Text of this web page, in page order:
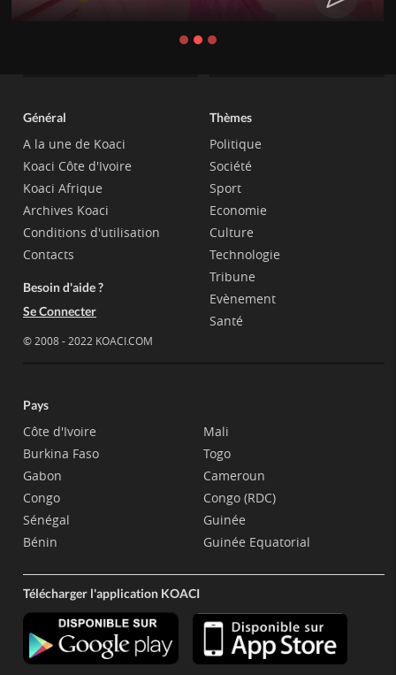
Général
A la une de Koaci
Koaci Côte d'Ivoire
Koaci Afrique
Archives Koaci
Conditions d'utilisation
Contacts
Besoin d'aide ?
Se Connecter
© 2008 - 2022 KOACI.COM
Thèmes
Politique
Société
Sport
Economie
Culture
Technologie
Tribune
Evènement
Santé
Pays
Côte d'Ivoire
Burkina Faso
Gabon
Congo
Sénégal
Bénin
Mali
Togo
Cameroun
Congo (RDC)
Guinée
Guinée Equatorial
Télécharger l'application KOACI